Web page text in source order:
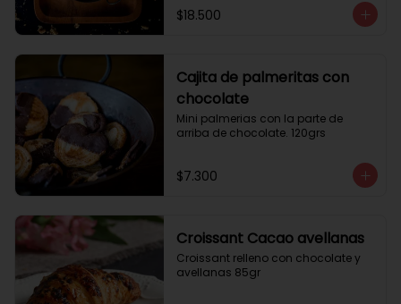
$18.500
Cajita de palmeritas con
chocolate
Mini palmerias con la parte de
arriba de chocolate. 120grs
$7.300
Croissant Cacao avellanas
Croissant relleno con chocolate y
avellanas 85gr